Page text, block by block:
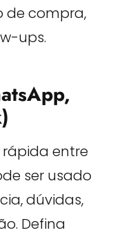
de compra,
ups.
entre
ser usado
dúvidas,
Defina